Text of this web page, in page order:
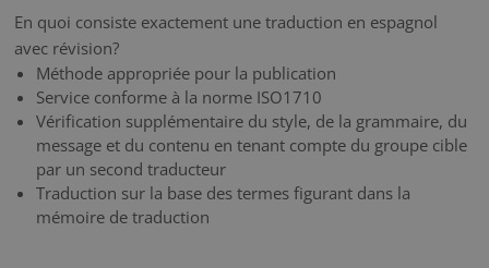
En quoi consiste exactement une traduction en espagnol
avec révision?
Méthode appropriée pour la publication
Service conforme à la norme ISO1710
Vérification supplémentaire du style, de la grammaire, du
message et du contenu en tenant compte du groupe cible
par un second traducteur
Traduction sur la base des termes figurant dans la
mémoire de traduction